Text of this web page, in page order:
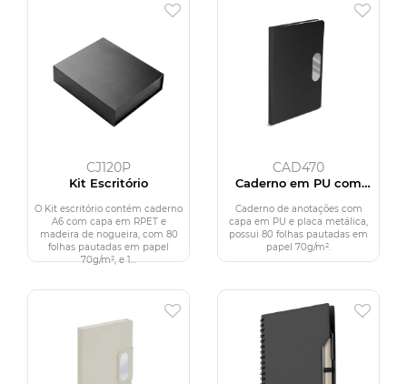
CJ120P
Kit Escritório
O Kit escritório contém caderno
A6 com capa em RPET e
madeira de nogueira, com 80
folhas pautadas em papel
70g/m², e 1...
CAD470
Caderno em PU com
Caderno de anotações com
capa em PU e placa metálica,
possui 80 folhas pautadas em
papel 70g/m².